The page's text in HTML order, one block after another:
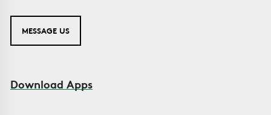
MESSAGE US
Download Apps